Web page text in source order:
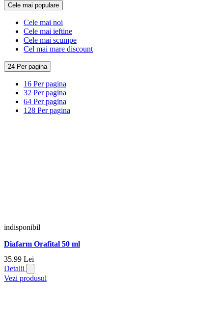
Cele mai populare
Cele mai noi
Cele mai ieftine
Cele mai scumpe
Cel mai mare discount
24 Per pagina
16 Per pagina
32 Per pagina
64 Per pagina
128 Per pagina
indisponibil
Diafarm Orafital 50 ml
35.99 Lei
Detalii
Vezi produsul